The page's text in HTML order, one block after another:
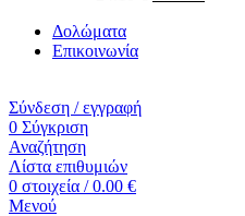
Δολώματα
Επικοινωνία
Σύνδεση / εγγραφή
0 Σύγκριση
Αναζήτηση
Λίστα επιθυμιών
0 στοιχεία / 0.00 €
Μενού